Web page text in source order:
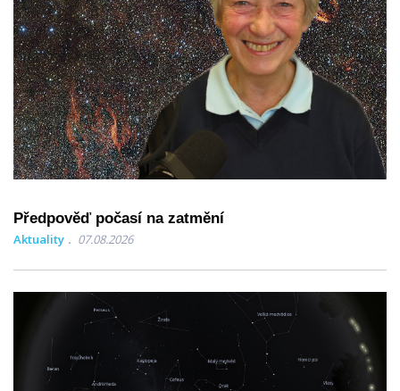
Předpověď počasí na zatmění
Aktuality 07.08.2026